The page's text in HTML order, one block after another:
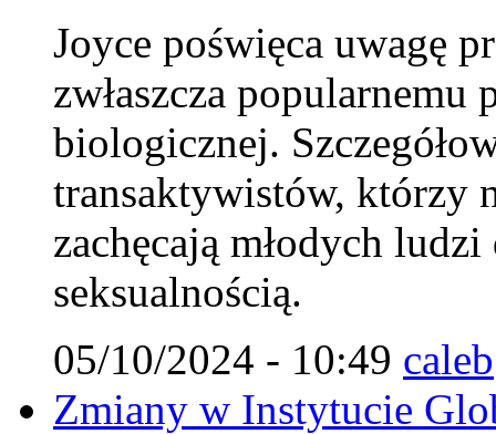
Joyce poświęca uwagę
zwłaszcza
biologicznej.
transaktywistów, którzy
zachęcają młodych
seksualnością.
05/10/2024 - 10:49 caleb
Zmiany w Instytucie